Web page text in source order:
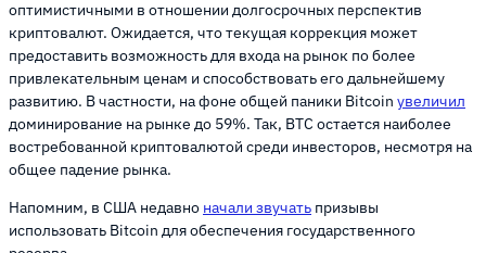
оптимистичными в отношении долгосрочных перспектив
криптовалют. Ожидается, что текущая коррекция может
предоставить возможность для входа на рынок по более
привлекательным ценам и способствовать его дальнейшему
развитию. В частности, на фоне общей паники Bitcoin увеличил
доминирование на рынке до 59%. Так, BTC остается наиболее
востребованной криптовалютой среди инвесторов, несмотря на
общее падение рынка.
Напомним, в США недавно начали звучать призывы
использовать Bitcoin для обеспечения государственного